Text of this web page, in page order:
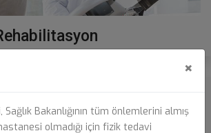
×
Bakanlığının tüm önlemlerini almış
olmadığı için fizik tedavi